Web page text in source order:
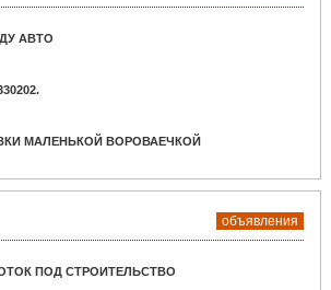
АВТО
МАЛЕНЬКОЙ ВОРОВАЕЧКОЙ
объявления
ПОД СТРОИТЕЛЬСТВО